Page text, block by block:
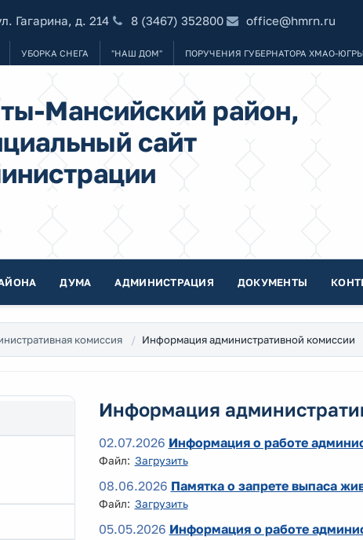
Гагарина, д. 214 8 (3467) 352800 office@hmrn.ru
УБОРКА СНЕГА "НАШ ДОМ" ПОРУЧЕНИЯ ГУБЕРНАТОРА ХМАО-ЮГРЫ
Мансийский район,
сайт
ДУМА АДМИНИСТРАЦИЯ ДОКУМЕНТЫ
комиссия Информация административной комиссии
Информация
02.07.2026 Информация о работе
Файл: Загрузить
08.06.2026 Памятка о запрете выпаса
Файл: Загрузить
05.05.2026 Информация о работе